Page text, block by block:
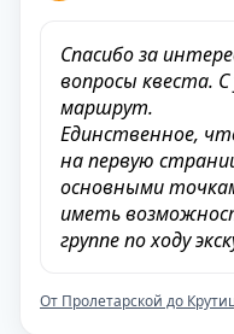
Спасибо за
вопросы квеста.
маршрут.
Единственное,
на первую
основными
иметь
группе по ходу
От Пролетарской до